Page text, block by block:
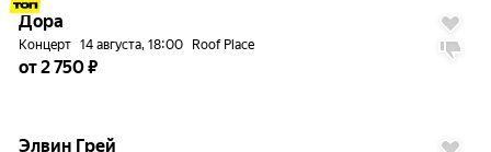
Дора
Концерт 14 августа, 18:00 Roof Place
от 2 750 ₽
Элвин Грей